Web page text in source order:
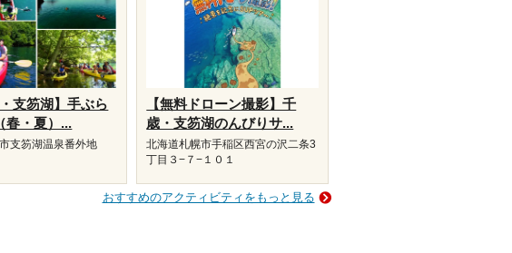
・支笏湖】手ぶら
春・夏）...
支笏湖温泉番外地
【無料ドローン撮影】千
歳・支笏湖のんびりサ...
北海道札幌市手稲区西宮の沢二条3
丁目３−７−１０１
おすすめのアクティビティをもっと見る